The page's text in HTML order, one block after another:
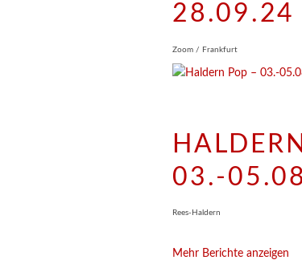
28.09.24
Zoom / Frankfurt
03.-
Rees-Haldern
Mehr Berichte anzeigen